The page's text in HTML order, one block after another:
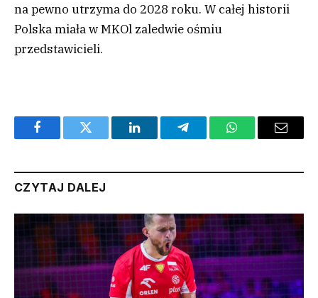
na pewno utrzyma do 2028 roku. W całej historii
Polska miała w MKOl zaledwie ośmiu
przedstawicieli.
FacebookTwitter LinkedInTelegramWhatsAppEmail
CZYTAJ DALEJ